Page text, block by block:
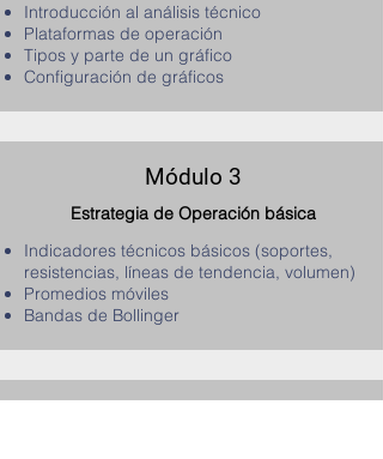
Introducción al análisis técnico
Plataformas de operación
Tipos y parte de un gráfico
Configuración de gráficos
Módulo 3
Estrategia de Operación básica
Indicadores técnicos básicos (soportes,
resistencias, líneas de tendencia, volumen)
Promedios móviles
Bandas de Bollinger